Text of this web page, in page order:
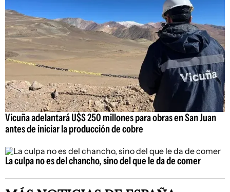
Vicuña adelantará U$S 250 millones para obras en San Juan
antes de iniciar la producción de cobre
La culpa no es del chancho, sino del que le da de comer